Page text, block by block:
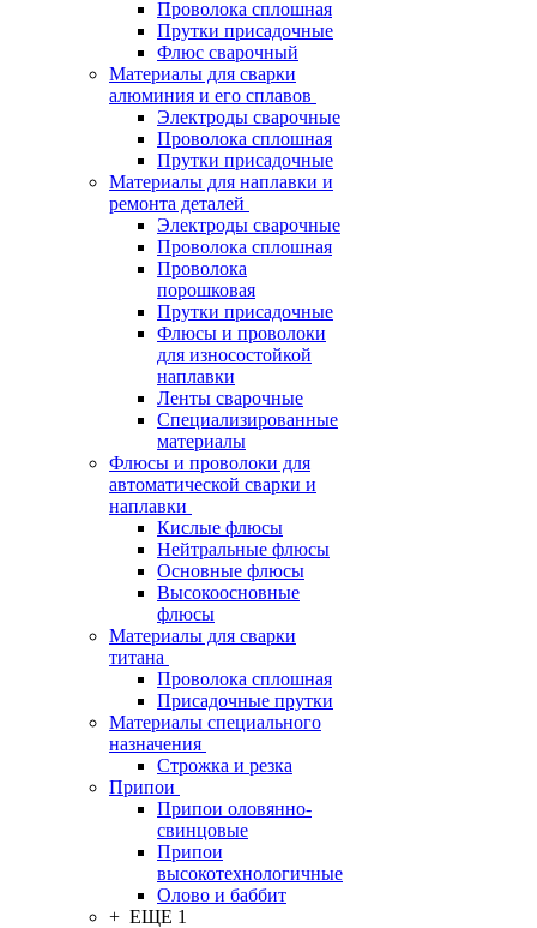
Проволока сплошная
Прутки присадочные
Флюс сварочный
Материалы для сварки
алюминия и его сплавов
Электроды сварочные
Проволока сплошная
Прутки присадочные
Материалы для наплавки и
ремонта деталей
Электроды сварочные
Проволока сплошная
Проволока
порошковая
Прутки присадочные
Флюсы и проволоки
для износостойкой
наплавки
Ленты сварочные
Специализированные
материалы
Флюсы и проволоки для
автоматической сварки и
наплавки
Кислые флюсы
Нейтральные флюсы
Основные флюсы
Высокоосновные
флюсы
Материалы для сварки
титана
Проволока сплошная
Присадочные прутки
Материалы специального
назначения
Строжка и резка
Припои
Припои оловянно-
свинцовые
Припои
высокотехнологичные
Олово и баббит
+ ЕЩЕ 1